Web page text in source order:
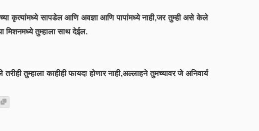
कृत्यांमध्ये सापडेल आणि अवज्ञा आणि पापांमध्ये नाही,जर तुम्ही असे केले
तुम्हाला साथ देईल.
तुम्हाला काहीही फायदा होणार नाही,अल्लाहने तुमच्यावर जे अनिवार्य